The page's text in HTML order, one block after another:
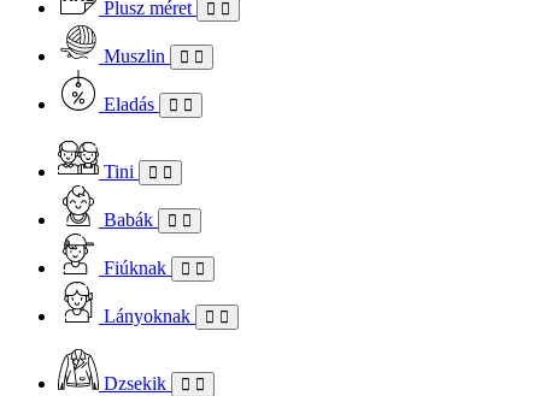
Plusz méret
Muszlin
Eladás
Tini
Babák
Fiúknak
Lányoknak
Dzsekik